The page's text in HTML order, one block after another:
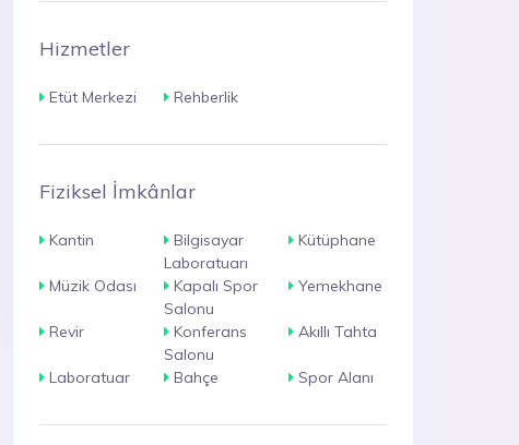
Hizmetler
Etüt Merkezi Rehberlik
Fiziksel İmkânlar
Kantin
Bilgisayar
Laboratuarı
Kütüphane
Müzik Odası
Kapalı Spor
Salonu
Yemekhane
Revir
Konferans
Salonu
Akıllı Tahta
Laboratuar Bahçe Spor Alanı